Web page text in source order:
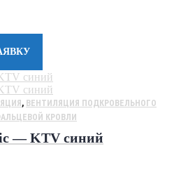
, ВЕНТИЛЯЦИЯ ПОДКРОВЕЛЬНОГО
КРОВЛИ
— KTV синий